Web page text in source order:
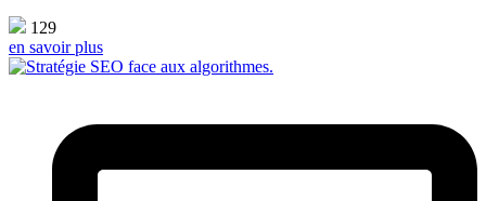
129
en savoir plus